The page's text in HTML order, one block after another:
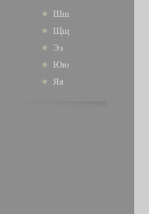
Шш
Щщ
Ээ
Юю
Яя